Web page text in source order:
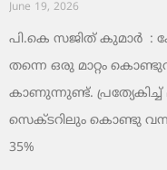
June 19, 2026
പി.കെ സജിത് കുമാര്‍ :
തന്നെ ഒരു മാറ്റം
കാണുന്നുണ്ട്.
സെക്ടറിലും കൊണ്ടു വന്ന
35%